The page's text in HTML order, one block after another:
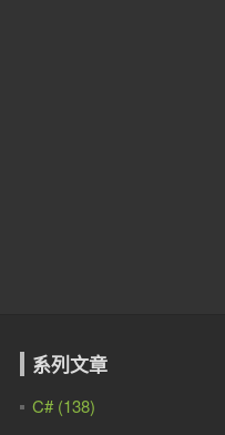
系列文章
C# (138)